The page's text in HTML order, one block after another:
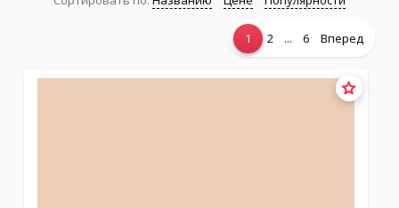
Каталог
1 2 ... 6 Вперед